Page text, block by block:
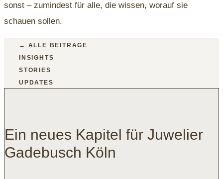
sonst – zumindest für alle, die wissen, worauf sie
schauen sollen.
← ALLE BEITRÄGE
INSIGHTS
STORIES
UPDATES
Ein neues Kapitel für Juwelier
Gadebusch Köln